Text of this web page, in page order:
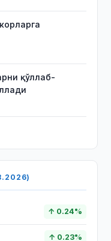
қўллаб-
↑ 0.24%
↑ 0.23%